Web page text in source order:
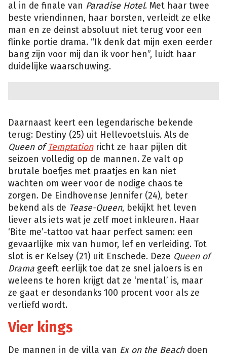
al in de finale van Paradise Hotel. Met haar twee
beste vriendinnen, haar borsten, verleidt ze elke
man en ze deinst absoluut niet terug voor een
flinke portie drama. “Ik denk dat mijn exen eerder
bang zijn voor mij dan ik voor hen”, luidt haar
duidelijke waarschuwing.
Daarnaast keert een legendarische bekende
terug: Destiny (25) uit Hellevoetsluis. Als de
Queen ofTemptationricht ze haar pijlen dit
seizoen volledig op de mannen. Ze valt op
brutale boefjes met praatjes en kan niet
wachten om weer voor de nodige chaos te
zorgen. De Eindhovense Jennifer (24), beter
bekend als de Tease-Queen, bekijkt het leven
liever als iets wat je zelf moet inkleuren. Haar
‘Bite me’-tattoo vat haar perfect samen: een
gevaarlijke mix van humor, lef en verleiding. Tot
slot is er Kelsey (21) uit Enschede. Deze Queen of
Drama geeft eerlijk toe dat ze snel jaloers is en
weleens te horen krijgt dat ze ‘mental’ is, maar
ze gaat er desondanks 100 procent voor als ze
verliefd wordt.
Vier kings
De mannen in de villa van Ex on the Beachdoen